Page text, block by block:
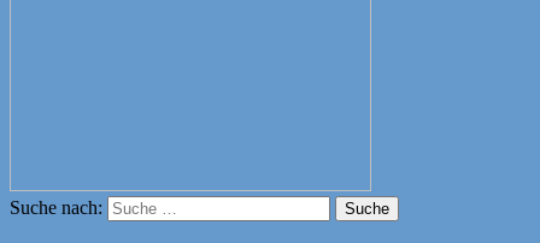
Suche nach: Suche